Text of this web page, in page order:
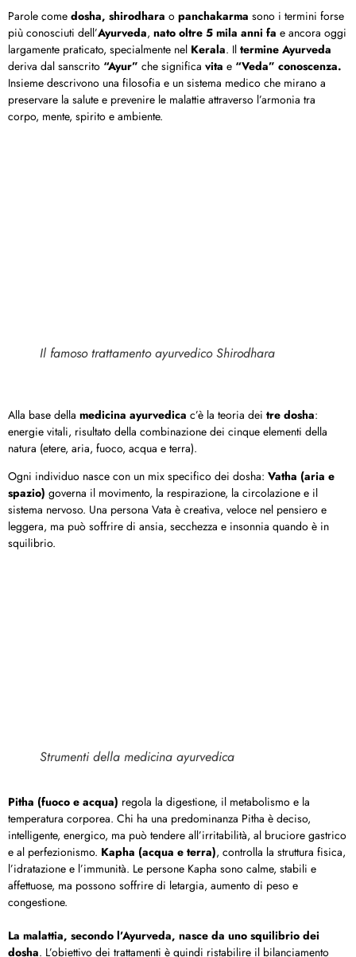
Parole come dosha, shirodhara o panchakarma sono i termini forse
più conosciuti dell’Ayurveda, nato oltre 5 mila anni fa e ancora oggi
largamente praticato, specialmente nel Kerala. Il termine Ayurveda
deriva dal sanscrito “Ayur” che significa vita e “Veda” conoscenza.
Insieme descrivono una filosofia e un sistema medico che mirano a
preservare la salute e prevenire le malattie attraverso l’armonia tra
corpo, mente, spirito e ambiente.
Il famoso trattamento ayurvedico Shirodhara
Alla base della medicina ayurvedica c’è la teoria dei tre dosha:
energie vitali, risultato della combinazione dei cinque elementi della
natura (etere, aria, fuoco, acqua e terra).
Ogni individuo nasce con un mix specifico dei dosha: Vatha (aria e
spazio) governa il movimento, la respirazione, la circolazione e il
sistema nervoso. Una persona Vata è creativa, veloce nel pensiero e
leggera, ma può soffrire di ansia, secchezza e insonnia quando è in
squilibrio.
Strumenti della medicina ayurvedica
Pitha (fuoco e acqua) regola la digestione, il metabolismo e la
temperatura corporea. Chi ha una predominanza Pitha è deciso,
intelligente, energico, ma può tendere all’irritabilità, al bruciore gastrico
e al perfezionismo. Kapha (acqua e terra), controlla la struttura fisica,
l’idratazione e l’immunità. Le persone Kapha sono calme, stabili e
affettuose, ma possono soffrire di letargia, aumento di peso e
congestione.
La malattia, secondo l’Ayurveda, nasce da uno squilibrio dei
dosha. L’obiettivo dei trattamenti è quindi ristabilire il bilanciamento